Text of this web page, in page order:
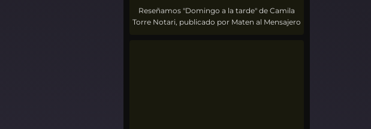
Reseñamos "Domingo a la tarde" de Camila
Torre Notari, publicado por Maten al Mensajero